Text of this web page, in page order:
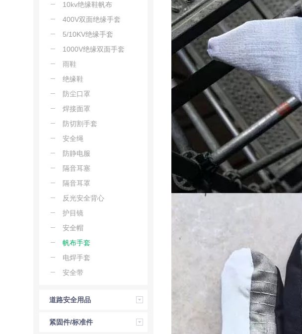
10kv绝缘鞋帆布
400V双面绝缘手套
5/10KV绝缘手套
1000V绝缘双面手套
雨鞋
绝缘鞋
防尘口罩
焊接面罩
防切割手套
安全绳
防静电服
隔音耳塞
隔音耳罩
反光安全背心
护目镜
安全帽
帆布手套
电焊手套
安全带
道路安全用品
紧固件/标准件